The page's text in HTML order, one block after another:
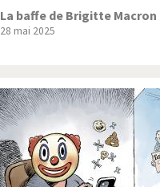
Le boson de Higgs
Pascal Couchepin
SOS l'Europe!
Un monde de foot
La baffe de Brigitte Macron
28 mai 2025